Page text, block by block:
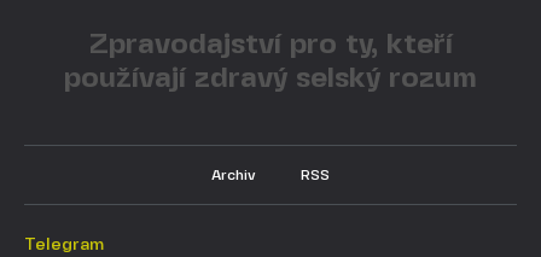
Zpravodajství pro ty, kteří
používají zdravý selský rozum
Archiv RSS
Telegram